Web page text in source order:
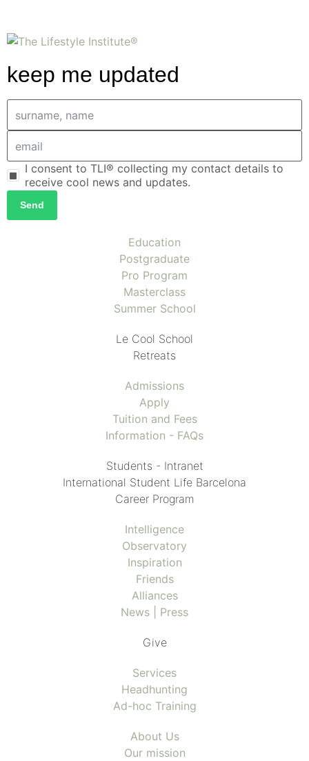
keep me updated
I consent to TLI® collecting my contact details to
receive cool news and updates.
Send
Education
Postgraduate
Pro Program
Masterclass
Summer School
Le Cool School
Retreats
Admissions
Apply
Tuition and Fees
Information - FAQs
Students - Intranet
International Student Life Barcelona
Career Program
Intelligence
Observatory
Inspiration
Friends
Alliances
News | Press
Give
Services
Headhunting
Ad-hoc Training
About Us
Our mission